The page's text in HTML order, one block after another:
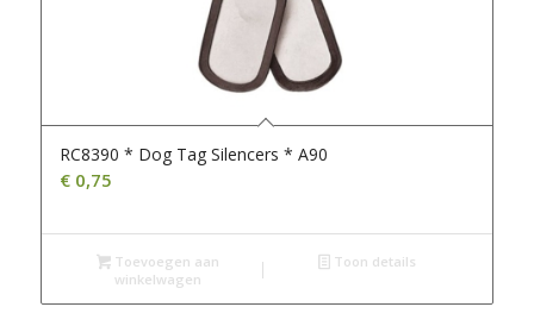
RC8390 * Dog Tag Silencers * A90
€0,75
Toevoegen aan
winkelwagen
Toon details